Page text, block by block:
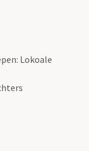
Lokoale